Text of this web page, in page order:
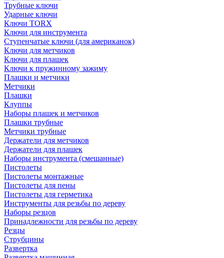
Трубные ключи
Ударные ключи
Ключи TORX
Ключи для инструмента
Ступенчатые ключи (для американок)
Ключи для метчиков
Ключи для плашек
Ключи к пружинному зажиму
Плашки и метчики
Метчики
Плашки
Клуппы
Наборы плашек и метчиков
Плашки трубные
Метчики трубные
Держатели для метчиков
Держатели для плашек
Наборы инструмента (смешанные)
Пистолеты
Пистолеты монтажные
Пистолеты для пены
Пистолеты для герметика
Инструменты для резьбы по дереву
Наборы резцов
Принадлежности для резьбы по дереву
Резцы
Струбцины
Развертка